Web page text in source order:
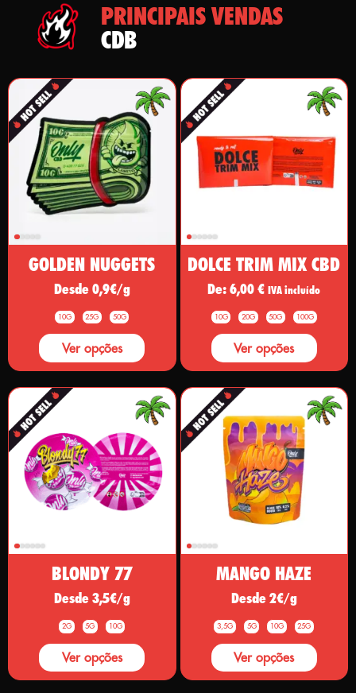
PRINCIPAIS VENDAS
CDB
GOLDEN NUGGETS
Desde 0,9€/g
10G 25G 50G
Ver opções
DOLCE TRIM MIX CBD
De:6,00€ IVA incluído
10G 20G 50G 100G
Ver opções
BLONDY 77
Desde 3,5€/g
2G 5G 10G
Ver opções
MANGO HAZE
Desde 2€/g
3,5G 5G 10G 25G
Ver opções